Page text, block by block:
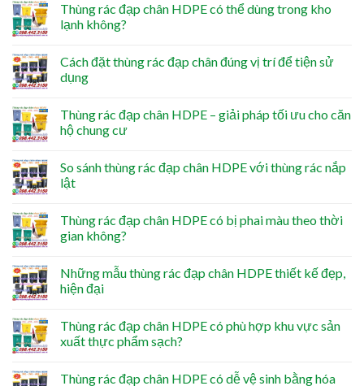
Thùng rác đạp chân HDPE có thể dùng trong kho
lạnh không?
Cách đặt thùng rác đạp chân đúng vị trí để tiện sử
dụng
Thùng rác đạp chân HDPE – giải pháp tối ưu cho căn
hộ chung cư
So sánh thùng rác đạp chân HDPE với thùng rác nắp
lật
Thùng rác đạp chân HDPE có bị phai màu theo thời
gian không?
Những mẫu thùng rác đạp chân HDPE thiết kế đẹp,
hiện đại
Thùng rác đạp chân HDPE có phù hợp khu vực sản
xuất thực phẩm sạch?
Thùng rác đạp chân HDPE có dễ vệ sinh bằng hóa